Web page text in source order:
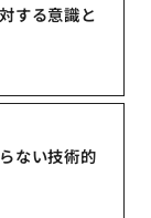
する意識と
ない技術的